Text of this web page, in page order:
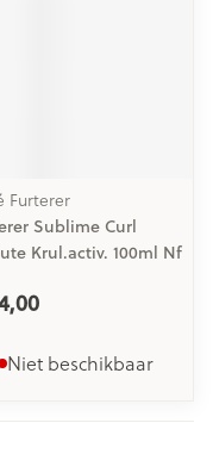
Furterer
Sublime Curl
Krul.activ. 100ml Nf
Niet beschikbaar